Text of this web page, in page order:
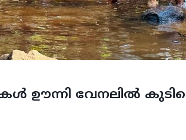
ഊന്നി വേനലില്‍